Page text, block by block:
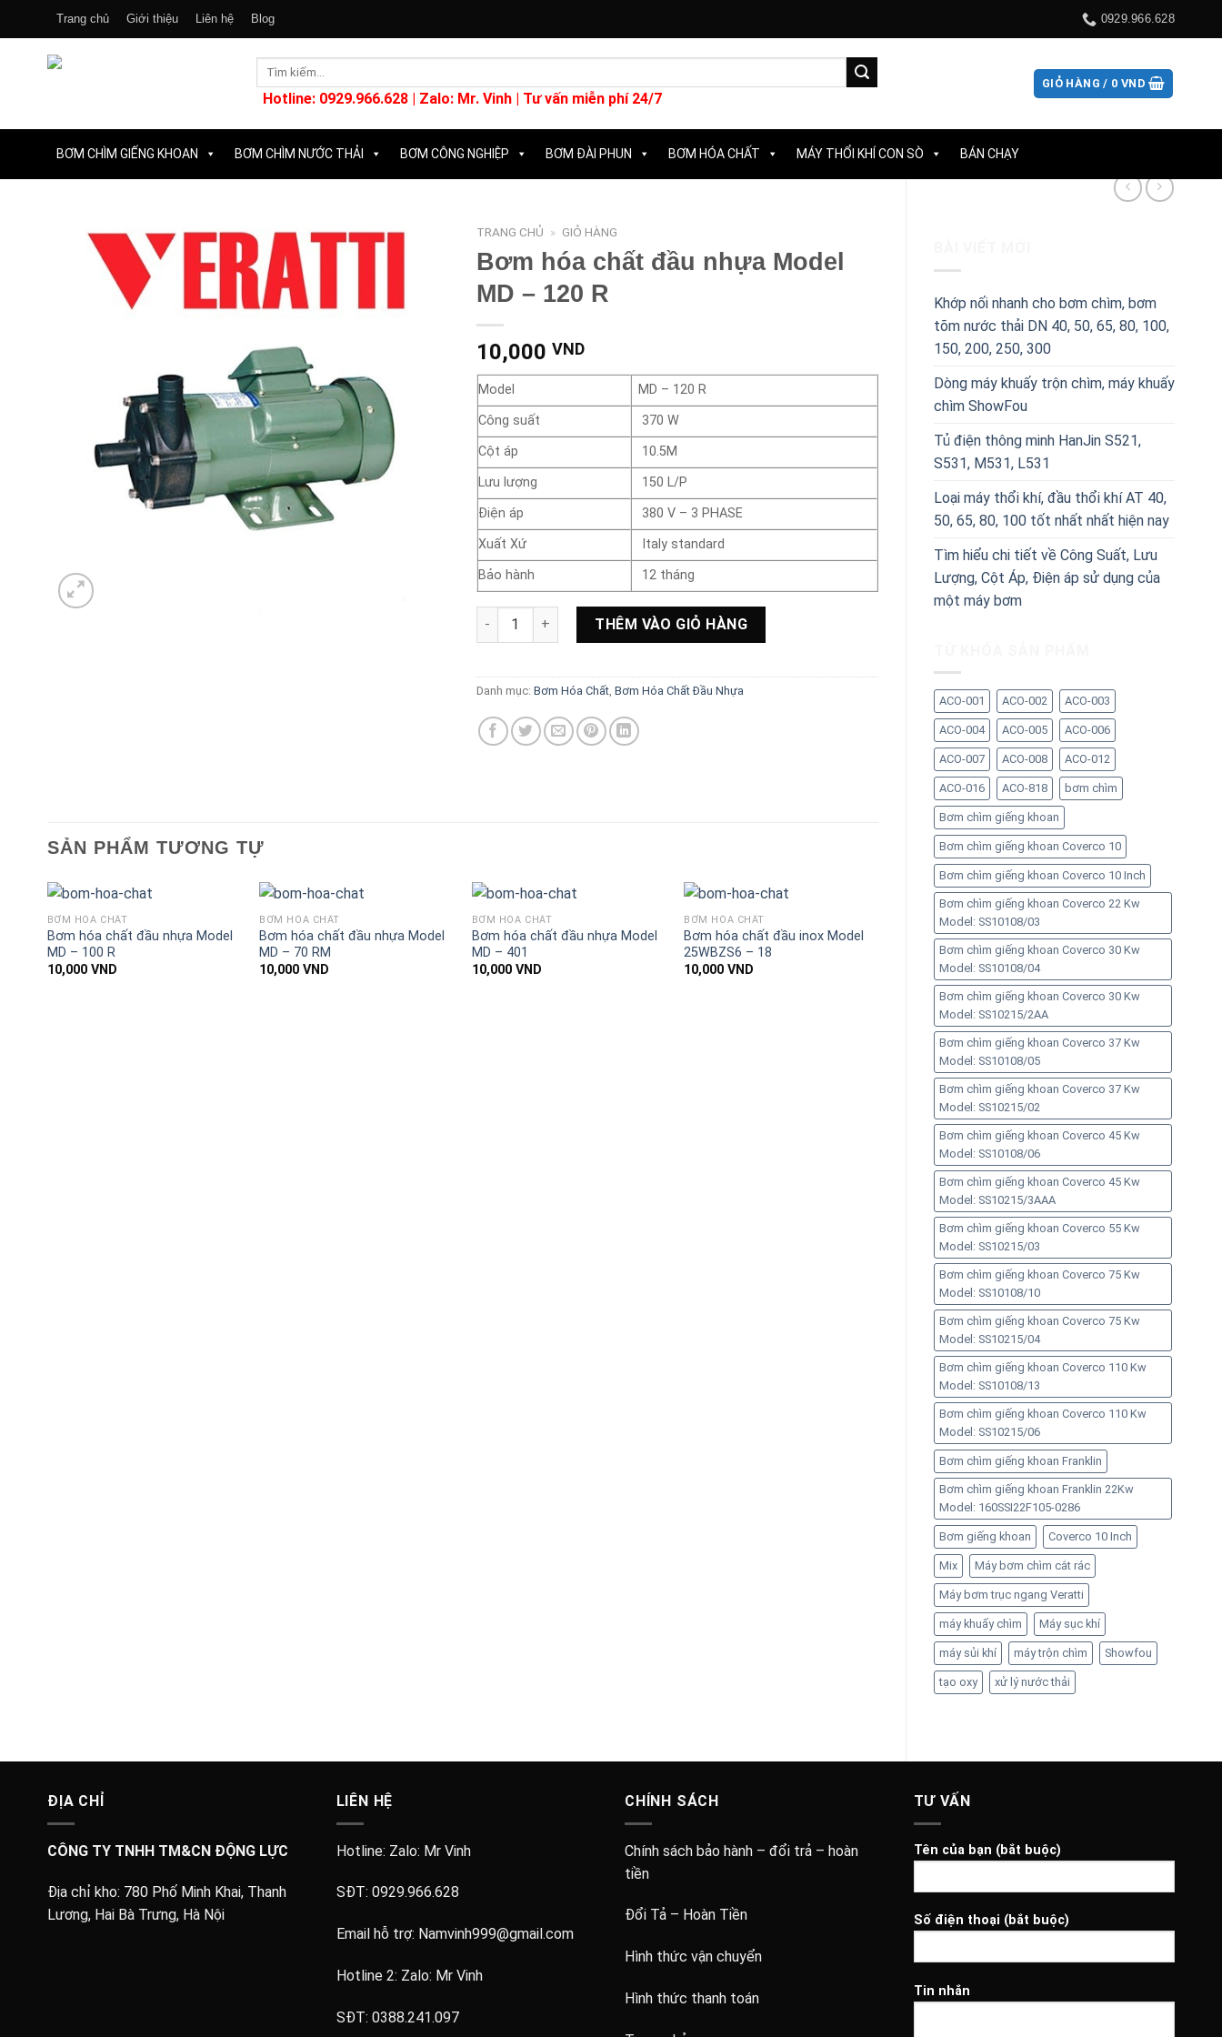
content
Trang chủ Giới thiệu Liên hệ Blog 0929.966.628
Tìm
Hotline: 0929.966.628 | Zalo: Mr. Vinh | Tư vấn miễn phí 24/7
GIỎ HÀNG / 0 VND
BƠM CHÌM GIẾNG KHOAN BƠM CHÌM NƯỚC THẢI BƠM CÔNG NGHIỆP BƠM ĐÀI PHUN BƠM HÓA CHẤT MÁY THỔI KHÍ CON SÒ BÁN CHẠY
Khớp nối nhanh cho bơm chìm, bơm
tõm nước thải DN 40, 50, 65, 80, 100,
150, 200, 250, 300
Dòng máy khuấy trộn chìm, máy khuấy
chìm ShowFou
Tủ điện thông minh HanJin S521,
S531, M531, L531
Loại máy thổi khí, đầu thổi khí AT 40,
50, 65, 80, 100 tốt nhất nhất hiện nay
Tìm hiểu chi tiết về Công Suất, Lưu
Lượng, Cột Áp, Điện áp sử dụng của
một máy bơm
ACO-001 ACO-002 ACO-003
ACO-004 ACO-005 ACO-006
ACO-007 ACO-008 ACO-012
ACO-016 ACO-818 bơm chìm
Bơm chìm giếng khoan
Bơm chìm giếng khoan Coverco 10
Bơm chìm giếng khoan Coverco 10 Inch
Bơm chìm giếng khoan Coverco 22 Kw
Model: SS10108/03
Bơm chìm giếng khoan Coverco 30 Kw
Model: SS10108/04
Bơm chìm giếng khoan Coverco 30 Kw
Model: SS10215/2AA
Bơm chìm giếng khoan Coverco 37 Kw
Model: SS10108/05
Bơm chìm giếng khoan Coverco 37 Kw
Model: SS10215/02
Bơm chìm giếng khoan Coverco 45 Kw
Model: SS10108/06
Bơm chìm giếng khoan Coverco 45 Kw
Model: SS10215/3AAA
Bơm chìm giếng khoan Coverco 55 Kw
Model: SS10215/03
Bơm chìm giếng khoan Coverco 75 Kw
Model: SS10108/10
Bơm chìm giếng khoan Coverco 75 Kw
Model: SS10215/04
Bơm chìm giếng khoan Coverco 110 Kw
Model: SS10108/13
Bơm chìm giếng khoan Coverco 110 Kw
Model: SS10215/06
Bơm chìm giếng khoan Franklin
Bơm chìm giếng khoan Franklin 22Kw
Model: 160SSI22F105-0286
Bơm giếng khoan Coverco 10 Inch
Mix Máy bơm chìm cắt rác
Máy bơm trục ngang Veratti
máy khuấy chìm Máy sục khí
máy sủi khí máy trộn chìm Showfou
tạo oxy xử lý nước thải
TRANG CHỦ » GIỎ HÀNG
Bơm hóa chất đầu nhựa Model
MD – 120 R
10,000 VND
Model
MD – 120 R
Công suất
370 W
Cột áp
10.5M
Lưu lượng
150 L/P
Điện áp
380 V – 3 PHASE
Xuất Xứ
Italy standard
Bảo hành
12 tháng
Bơm hóa chất đầu nhựa Model MD – 120 R số lượng
THÊM VÀO GIỎ HÀNG
Danh mục: Bơm Hóa Chất Bơm Hóa Chất Đầu Nhựa
SẢN PHẨM TƯƠNG TỰ
BƠM HÓA CHẤT
Bơm hóa chất đầu nhựa Model
MD – 100 R
10,000 VND
BƠM HÓA CHẤT
Bơm hóa chất đầu nhựa Model
MD – 70 RM
10,000VND
BƠM HÓA CHẤT
Bơm hóa chất đầu nhựa Model
MD – 401
10,000 VND
BƠM HÓA CHẤT
Bơm hóa chất đầu inox Model
25WBZS6 – 18
10,000VND
ĐỊA CHỈ
CÔNG TY TNHH TM&CN ĐỘNG LỰC
Địa chỉ kho: 780 Phố Minh Khai, Thanh
Lương, Hai Bà Trưng, Hà Nội
LIÊN HỆ
Hotline: Zalo: Mr Vinh
SĐT: 0929.966.628
Email hỗ trợ: Namvinh999@gmail.com
Hotline 2: Zalo: Mr Vinh
SĐT: 0388.241.097
CHÍNH SÁCH
Chính sách bảo hành – đổi trả – hoàn
tiền
Đổi Tả – Hoàn Tiền
Hình thức vận chuyển
Hình thức thanh toán
TƯ VẤN
Tên của bạn (bắt buộc)
Số điện thoại (bắt buộc)
Tin nhắn